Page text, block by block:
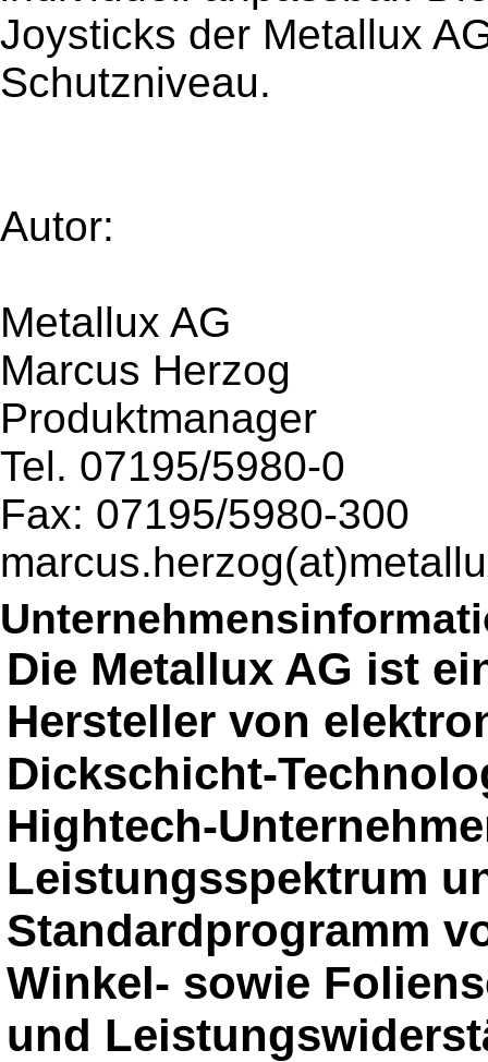
Joysticks der Metallux
Schutzniveau.
Autor:
Metallux AG
Marcus Herzog
Produktmanager
Tel. 07195/5980-0
Fax: 07195/5980-300
Die Metallux AG ist
Hersteller von
Dickschicht-
Hightech-
Leistungsspektrum
Standardprogramm
Winkel- sowie
und